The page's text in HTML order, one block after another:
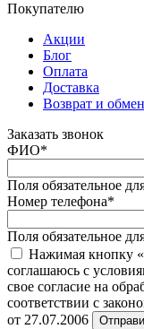
Покупателю
Акции
Блог
Оплата
Доставка
Возврат и обмен
Заказать звонок
ФИО*
Поля обязательное
Номер телефона*
Поля обязательное
Нажимая кнопку
соглашаюсь с
свое согласие на
соответствии с
от 27.07.2006